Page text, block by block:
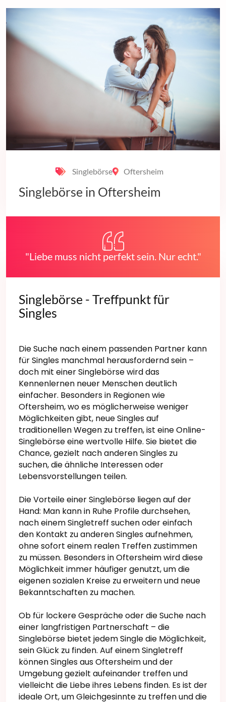
Singlebörse Oftersheim
Singlebörse in Oftersheim
"Liebe muss nicht perfekt sein. Nur echt."
Singlebörse - Treffpunkt für
Singles
Die Suche nach einem passenden Partner kann
für Singles manchmal herausfordernd sein –
doch mit einer Singlebörse wird das
Kennenlernen neuer Menschen deutlich
einfacher. Besonders in Regionen wie
Oftersheim, wo es möglicherweise weniger
Möglichkeiten gibt, neue Singles auf
traditionellen Wegen zu treffen, ist eine Online-
Singlebörse eine wertvolle Hilfe. Sie bietet die
Chance, gezielt nach anderen Singles zu
suchen, die ähnliche Interessen oder
Lebensvorstellungen teilen.
Die Vorteile einer Singlebörse liegen auf der
Hand: Man kann in Ruhe Profile durchsehen,
nach einem Singletreff suchen oder einfach
den Kontakt zu anderen Singles aufnehmen,
ohne sofort einem realen Treffen zustimmen
zu müssen. Besonders in Oftersheim wird diese
Möglichkeit immer häufiger genutzt, um die
eigenen sozialen Kreise zu erweitern und neue
Bekanntschaften zu machen.
Ob für lockere Gespräche oder die Suche nach
einer langfristigen Partnerschaft – die
Singlebörse bietet jedem Single die Möglichkeit,
sein Glück zu finden. Auf einem Singletreff
können Singles aus Oftersheim und der
Umgebung gezielt aufeinander treffen und
vielleicht die Liebe ihres Lebens finden. Es ist der
ideale Ort, um Gleichgesinnte zu treffen und die